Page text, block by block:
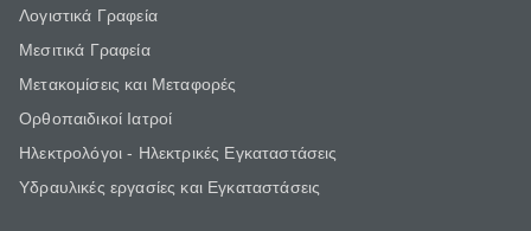
Λογιστικά Γραφεία
Μεσιτικά Γραφεία
Μετακομίσεις και Μεταφορές
Ορθοπαιδικοί Ιατροί
Ηλεκτρολόγοι - Ηλεκτρικές Εγκαταστάσεις
Υδραυλικές εργασίες και Εγκαταστάσεις